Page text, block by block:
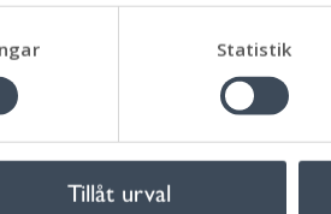
Statistik
Tillåt urval
det politiska rummet,